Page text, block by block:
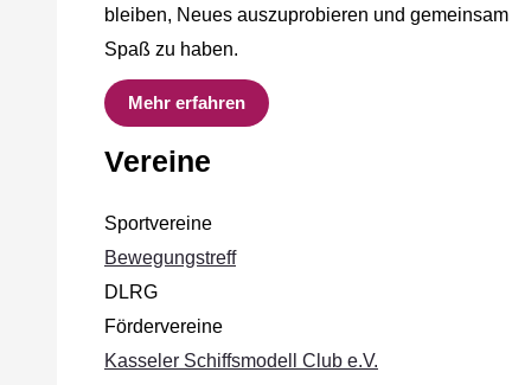
bleiben, Neues auszuprobieren und gemeinsam
Spaß zu haben.
Mehr erfahren
Vereine
Sportvereine
Bewegungstreff
DLRG
Fördervereine
Kasseler Schiffsmodell Club e.V.